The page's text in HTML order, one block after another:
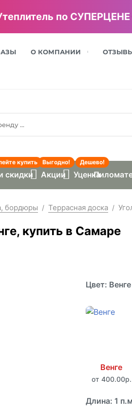
по
О КОМПАНИИ
скидки
купить
Акции
Выгодно!
Уценка
Дешево!
бордюры / Террасная доска /
купить в Самаре
Цвет: Венге
Венге
от 400.00р.
Длина: 1